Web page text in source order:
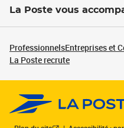
La Poste vous
ProfessionnelsEntreprises et
La Poste recrute